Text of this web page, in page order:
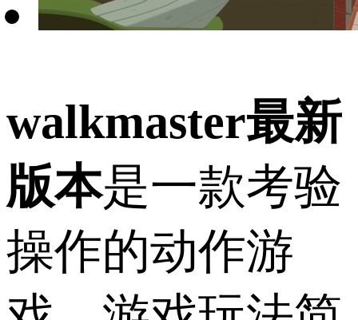
walkmaster最新
版本是一款考验
操作的动作游